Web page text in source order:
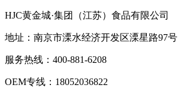
HJC黄金城·集团（江苏）食品有限公司
地址：南京市溧水经济开发区溧星路97号
服务热线：400-881-6208
OEM专线：18052036822